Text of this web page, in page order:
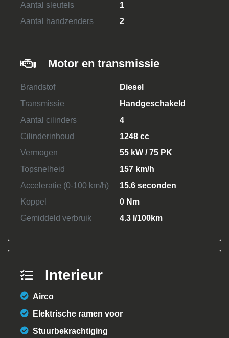
Aantal sleutels
1
Aantal handzenders
2
Motor en transmissie
Brandstof
Diesel
Transmissie
Handgeschakeld
Aantal cilinders
4
Cilinderinhoud
1248 cc
Vermogen
55 kW / 75 PK
Topsnelheid
157 km/h
Acceleratie (0-100 km/h)
15.6 seconden
Koppel
0 Nm
Gemiddeld verbruik
4.3 l/100km
Interieur
Airco
Elektrische ramen voor
Stuurbekrachtiging